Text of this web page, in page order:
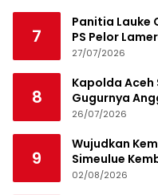
7
Panitia Lauke
PS Pelor
27/07/2026
8
Kapolda
Gugurnya
Bandar
26/07/2026
9
Wujudkan
Simeulue
02/08/2026